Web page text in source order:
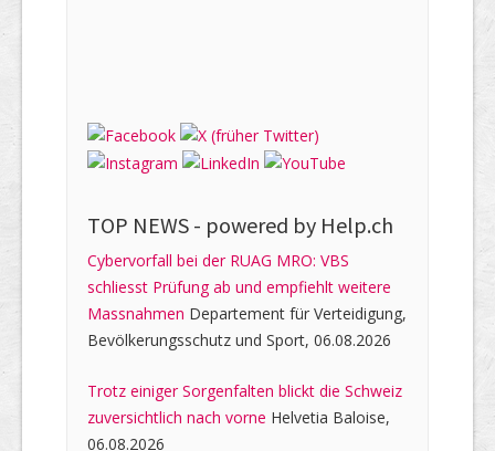
TOP NEWS - powered by Help.ch
Cybervorfall bei der RUAG MRO: VBS
schliesst Prüfung ab und empfiehlt weitere
Massnahmen Departement für Verteidigung,
Bevölkerungsschutz und Sport, 06.08.2026
Trotz einiger Sorgenfalten blickt die Schweiz
zuversichtlich nach vorne Helvetia Baloise,
06.08.2026